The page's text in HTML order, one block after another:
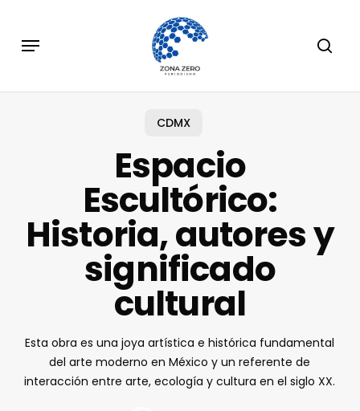
main
Menu
CDMX
Espacio
Escultórico:
Historia, autores y
significado
cultural
Esta obra es una joya artística e histórica fundamental
del arte moderno en México y un referente de
interacción entre arte, ecología y cultura en el siglo XX.